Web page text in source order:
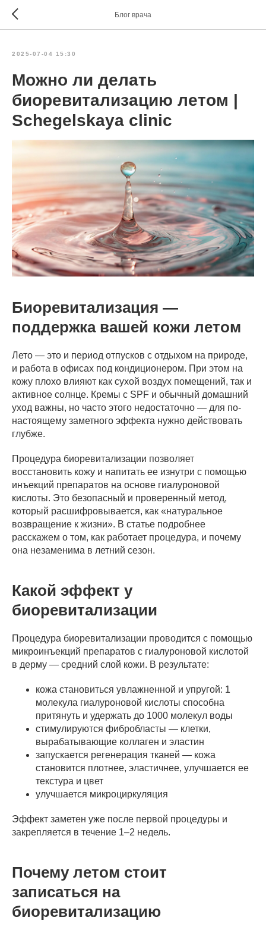
Блог врача
2025-07-04 15:30
Можно ли делать
биоревитализацию летом |
Schegelskaya clinic
Биоревитализация —
поддержка вашей кожи летом
Лето — это и период отпусков с отдыхом на природе,
и работа в офисах под кондиционером. При этом на
кожу плохо влияют как сухой воздух помещений, так и
активное солнце. Кремы с SPF и обычный домашний
уход важны, но часто этого недостаточно — для по-
настоящему заметного эффекта нужно действовать
глубже.
Процедура биоревитализации позволяет
восстановить кожу и напитать ее изнутри с помощью
инъекций препаратов на основе гиалуроновой
кислоты. Это безопасный и проверенный метод,
который расшифровывается, как «натуральное
возвращение к жизни». В статье подробнее
расскажем о том, как работает процедура, и почему
она незаменима в летний сезон.
Какой эффект у
биоревитализации
Процедура биоревитализации проводится с помощью
микроинъекций препаратов с гиалуроновой кислотой
в дерму — средний слой кожи. В результате:
кожа становиться увлажненной и упругой: 1
молекула гиалуроновой кислоты способна
притянуть и удержать до 1000 молекул воды
стимулируются фибробласты — клетки,
вырабатывающие коллаген и эластин
запускается регенерация тканей — кожа
становится плотнее, эластичнее, улучшается ее
текстура и цвет
улучшается микроциркуляция
Эффект заметен уже после первой процедуры и
закрепляется в течение 1–2 недель.
Почему летом стоит
записаться на
биоревитализацию